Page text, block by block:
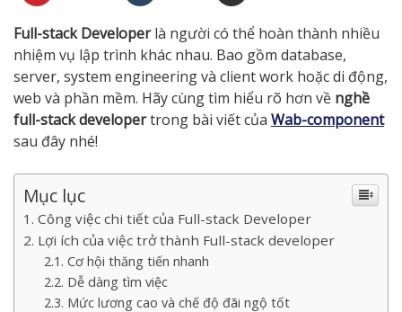
Full-stack Developerlà người có thể hoàn thành nhiều
nhiệm vụ lập trình khác nhau. Bao gồm database,
server, system engineering và client work hoặc di động,
web và phần mềm. Hãy cùng tìm hiểu rõ hơn về nghề
full-stack developertrong bài viết của Wab-component
sau đây nhé!
Mục lục
Công việc chi tiết của Full-stack Developer
Lợi ích của việc trở thành Full-stack developer
Cơ hội thăng tiến nhanh
Dễ dàng tìm việc
Mức lương cao và chế độ đãi ngộ tốt